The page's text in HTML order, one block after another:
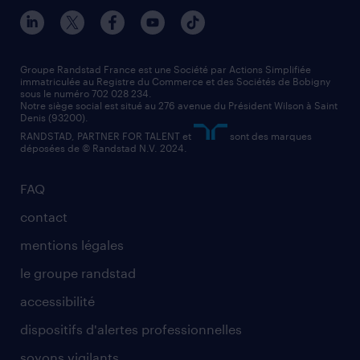
manutentionnaire
assistant administratif
comptable
contact entreprise
faq intérim / recrutement
nos agences par ville
nos agences par région
nos cabinets de recrutement
FAQ
contact
mentions légales
le groupe randstad
accessibilité
dispositifs d'alertes professionnelles
Groupe Randstad France est une Société par Actions Simplifiée
immatriculée au Registre du Commerce et des Sociétés de Bobigny
sous le numéro 702 028 234.
Notre siège social est situé au 276 avenue du Président Wilson à Saint
Denis (93200).
RANDSTAD, PARTNER FOR TALENT et
sont des marques
déposées de © Randstad N.V. 2024.